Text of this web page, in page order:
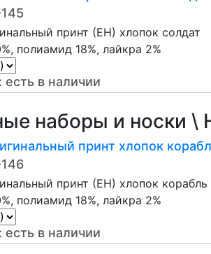
принт (ЕН) хлопок солдат
полиамид 18%, лайкра 2%
есть в наличии
наборы и носки \
принт хлопок
принт (ЕН) хлопок корабль
полиамид 18%, лайкра 2%
есть в наличии